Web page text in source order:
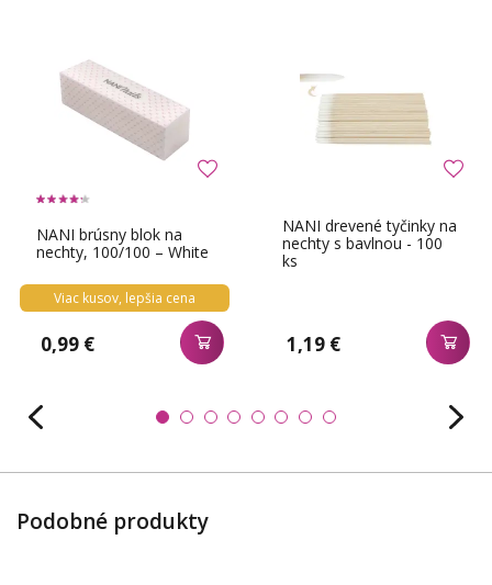
NANI brúsny blok na
nechty, 100/100 – White
Viac kusov, lepšia cena
0,99 €
NANI drevené tyčinky na
nechty s bavlnou - 100
ks
1,19 €
Podobné produkty